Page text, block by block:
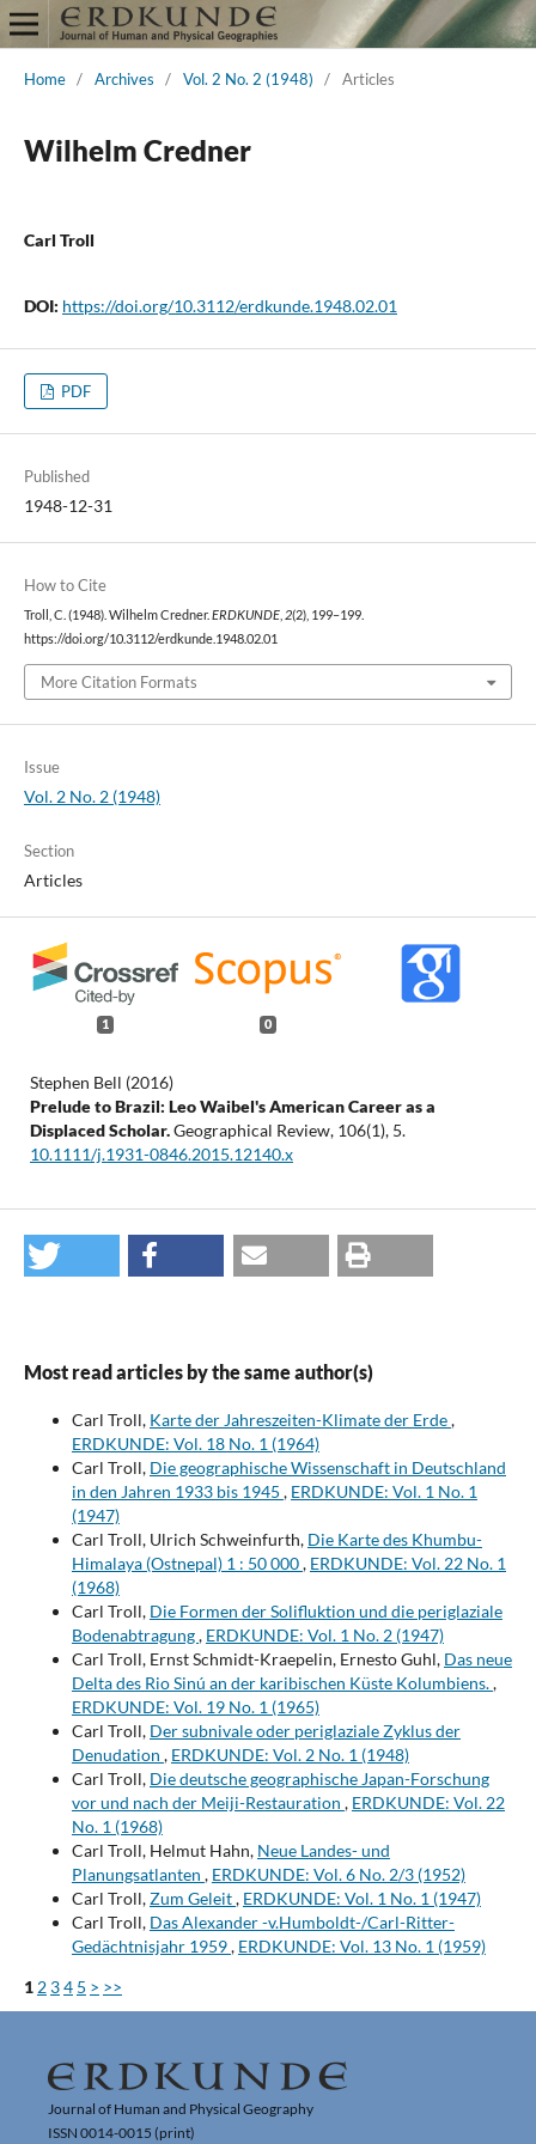
Home / Archives / Vol. 2 No. 2 (1948) / Articles
Wilhelm Credner
Carl Troll
DOI: https://doi.org/10.3112/erdkunde.1948.02.01
PDF
Published
1948-12-31
How to Cite
Troll, C. (1948). Wilhelm Credner. ERDKUNDE, 2(2), 199–199.
https://doi.org/10.3112/erdkunde.1948.02.01
More Citation Formats
Issue
Vol. 2 No. 2 (1948)
Section
Articles
1 0
Stephen Bell (2016)
Prelude to Brazil: Leo Waibel's American Career as a
Displaced Scholar.Geographical Review, 106(1), 5.
10.1111/j.1931-0846.2015.12140.x
Most read articles by the same author(s)
Carl Troll, Karte der Jahreszeiten-Klimate der Erde,
ERDKUNDE: Vol. 18 No. 1 (1964)
Carl Troll, Die geographische Wissenschaft in Deutschland
in den Jahren 1933 bis 1945 , ERDKUNDE: Vol. 1 No. 1
(1947)
Carl Troll, Ulrich Schweinfurth, Die Karte des Khumbu-
Himalaya (Ostnepal) 1 : 50 000, ERDKUNDE: Vol. 22 No. 1
(1968)
Carl Troll, Die Formen der Solifluktion und die periglaziale
Bodenabtragung, ERDKUNDE: Vol. 1 No. 2 (1947)
Carl Troll, Ernst Schmidt-Kraepelin, Ernesto Guhl, Das neue
Delta des Rio Sinú an der karibischen Küste Kolumbiens.,
ERDKUNDE: Vol. 19 No. 1 (1965)
Carl Troll, Der subnivale oder periglaziale Zyklus der
Denudation , ERDKUNDE: Vol. 2 No. 1 (1948)
Carl Troll, Die deutsche geographische Japan-Forschung
vor und nach der Meiji-Restauration , ERDKUNDE: Vol. 22
No. 1 (1968)
Carl Troll, Helmut Hahn, Neue Landes- und
Planungsatlanten , ERDKUNDE: Vol. 6 No. 2/3 (1952)
Carl Troll,Zum Geleit, ERDKUNDE: Vol. 1 No. 1 (1947)
Carl Troll, Das Alexander -v.Humboldt-/Carl-Ritter-
Gedächtnisjahr 1959, ERDKUNDE: Vol. 13 No. 1 (1959)
1 2 34 5 > >>
Journal of Human and Physical Geography
ISSN 0014-0015 (print)